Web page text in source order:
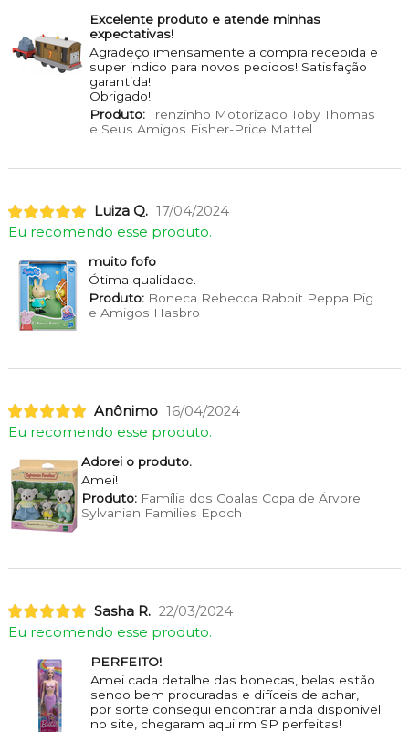
Excelente produto e atende minhas
expectativas!
Agradeço imensamente a compra recebida e
super indico para novos pedidos! Satisfação
garantida!
Obrigado!
Produto:Trenzinho Motorizado Toby Thomas
e Seus Amigos Fisher-Price Mattel
Luiza Q. 17/04/2024
Eu recomendo esse produto.
muito fofo
Ótima qualidade.
Produto:Boneca Rebecca Rabbit Peppa Pig
e Amigos Hasbro
Anônimo 16/04/2024
Eu recomendo esse produto.
Adorei o produto.
Amei!
Produto:Família dos Coalas Copa de Árvore
Sylvanian Families Epoch
Sasha R. 22/03/2024
Eu recomendo esse produto.
PERFEITO!
Amei cada detalhe das bonecas, belas estão
sendo bem procuradas e difíceis de achar,
por sorte consegui encontrar ainda disponível
no site, chegaram aqui rm SP perfeitas!